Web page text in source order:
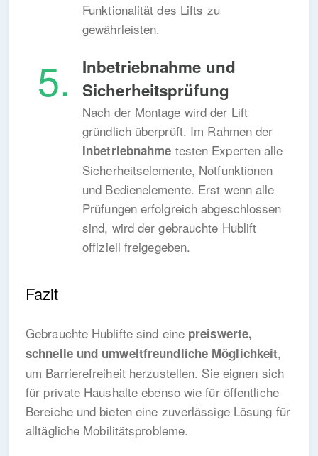
Funktionalität des Lifts zu
gewährleisten.
Inbetriebnahme und
Sicherheitsprüfung
Nach der Montage wird der Lift
gründlich überprüft. Im Rahmen der
Inbetriebnahme testen Experten alle
Sicherheitselemente, Notfunktionen
und Bedienelemente. Erst wenn alle
Prüfungen erfolgreich abgeschlossen
sind, wird der gebrauchte Hublift
offiziell freigegeben.
Fazit
Gebrauchte Hublifte sind eine preiswerte,
schnelle und umweltfreundliche Möglichkeit,
um Barrierefreiheit herzustellen. Sie eignen sich
für private Haushalte ebenso wie für öffentliche
Bereiche und bieten eine zuverlässige Lösung für
alltägliche Mobilitätsprobleme.